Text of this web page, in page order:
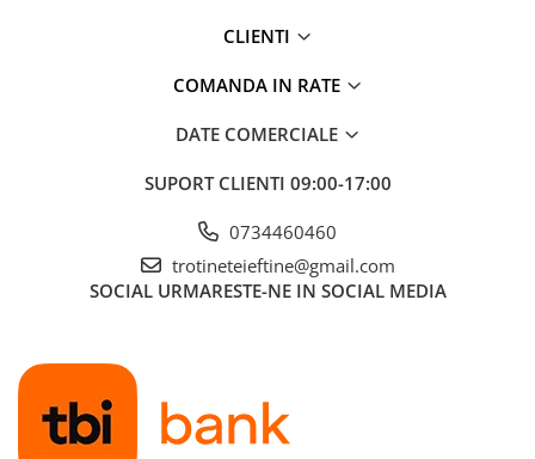
CLIENTI
COMANDA IN RATE
DATE COMERCIALE
SUPORT CLIENTI 09:00-17:00
0734460460
trotineteieftine@gmail.com
SOCIAL URMARESTE-NE IN SOCIAL MEDIA